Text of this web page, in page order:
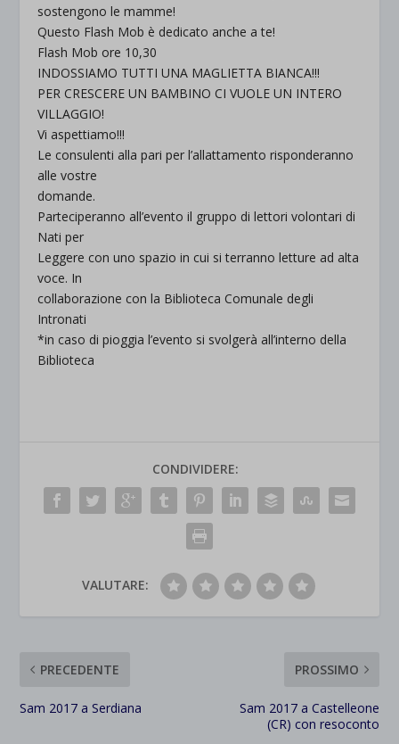
sostengono le mamme!
Questo Flash Mob è dedicato anche a te!
Flash Mob ore 10,30
INDOSSIAMO TUTTI UNA MAGLIETTA BIANCA!!!
PER CRESCERE UN BAMBINO CI VUOLE UN INTERO
VILLAGGIO!
Vi aspettiamo!!!
Le consulenti alla pari per l’allattamento risponderanno
alle vostre
domande.
Parteciperanno all’evento il gruppo di lettori volontari di
Nati per
Leggere con uno spazio in cui si terranno letture ad alta
voce. In
collaborazione con la Biblioteca Comunale degli
Intronati
*in caso di pioggia l’evento si svolgerà all’interno della
Biblioteca
CONDIVIDERE:
VALUTARE:
PRECEDENTE
Sam 2017 a Serdiana
PROSSIMO
Sam 2017 a Castelleone
(CR) con resoconto